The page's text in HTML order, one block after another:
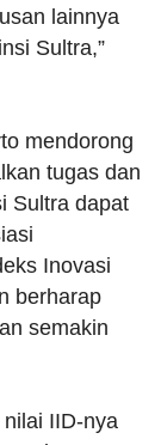
lainnya
Sultra,”
mendorong
tugas dan
Sultra dapat
Inovasi
berharap
semakin
IID-nya